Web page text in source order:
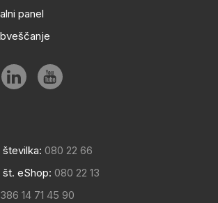
panel
080 22 66
eShop: 080 22 13
14 71 45 90